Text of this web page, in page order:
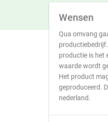
Wensen
Qua omvang
productie is het
waarde wordt
Het product
geproduceerd.
nederland.